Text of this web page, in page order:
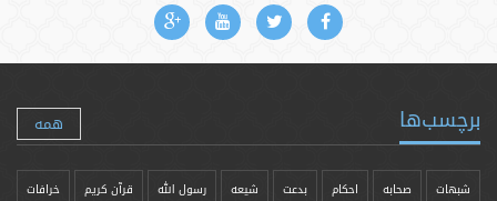
برچسب‌ها همه
شبهات صحابه احکام بدعت شیعه رسول الله قرآن کریم خرافات